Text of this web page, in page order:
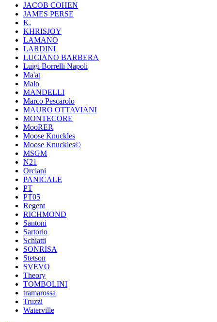
JACOB COHEN
JAMES PERSE
K.
KHRISJOY
LAMANO
LARDINI
LUCIANO BARBERA
Luigi Borrelli Napoli
Ma'at
Malo
MANDELLI
Marco Pescarolo
MAURO OTTAVIANI
MONTECORE
MooRER
Moose Knuckles
Moose Knuckles©️
MSGM
N21
Orciani
PANICALE
PT
PT05
Regent
RICHMOND
Santoni
Sartorio
Schiatti
SONRISA
Stetson
SVEVO
Theory
TOMBOLINI
tramarossa
Truzzi
Waterville